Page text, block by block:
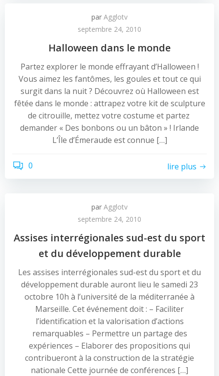
par Agglotv
septembre 24, 2010
Halloween dans le monde
Partez explorer le monde effrayant d’Halloween !
Vous aimez les fantômes, les goules et tout ce qui
surgit dans la nuit ? Découvrez où Halloween est
fêtée dans le monde : attrapez votre kit de sculpture
de citrouille, mettez votre costume et partez
demander « Des bonbons ou un bâton » ! Irlande
L’Île d’Émeraude est connue […]
0 lire plus
par Agglotv
septembre 24, 2010
Assises interrégionales sud-est du sport
et du développement durable
Les assises interrégionales sud-est du sport et du
développement durable auront lieu le samedi 23
octobre 10h à l’université de la méditerranée à
Marseille. Cet événement doit : – Faciliter
l’identification et la valorisation d’actions
remarquables – Permettre un partage des
expériences – Elaborer des propositions qui
contribueront à la construction de la stratégie
nationale Cette journée de conférences […]